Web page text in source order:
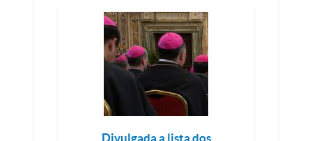
Divulgada a lista dos